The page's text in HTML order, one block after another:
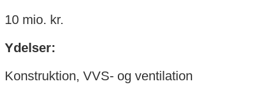
10 mio. kr.
Ydelser:
Konstruktion, VVS- og ventilation